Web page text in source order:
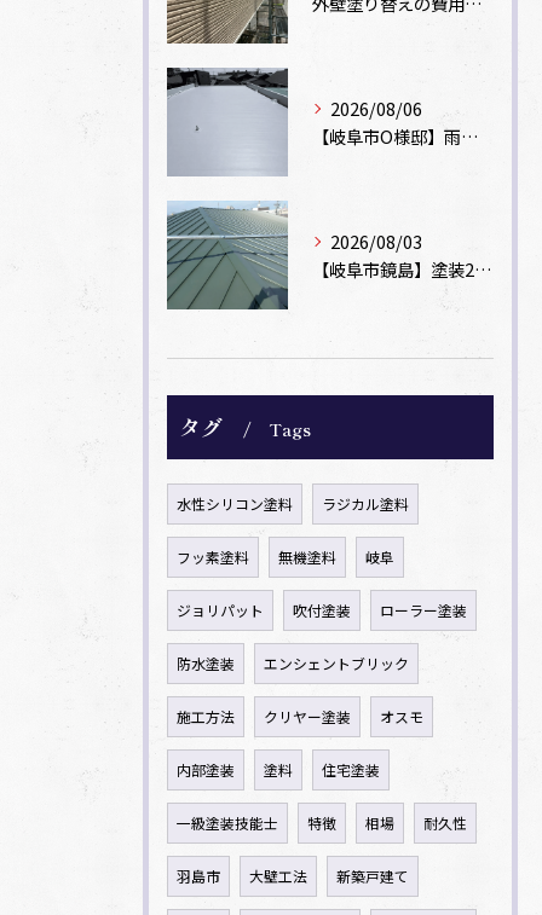
2026/08/06
【岐阜市O様邸】雨漏りを解消！塩ビシート機械固定工法による屋根防水工事
2026/08/03
【岐阜市鏡島】塗装2回のカラーベスト屋根をカバー工法でガルバリウム鋼板に改修！
タグ Tags
水性シリコン塗料 ラジカル塗料
フッ素塗料 無機塗料 岐阜
ジョリパット 吹付塗装 ローラー塗装
防水塗装 エンシェントブリック
施工方法 クリヤー塗装 オスモ
内部塗装 塗料 住宅塗装
一級塗装技能士 特徴 相場 耐久性
羽島市 大壁工法 新築戸建て